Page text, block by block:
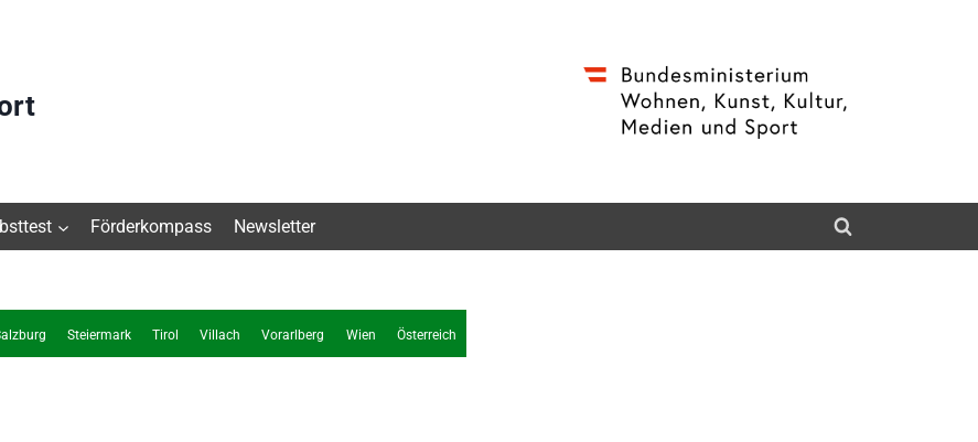
Förderkompass Newsletter
Steiermark Tirol Villach Vorarlberg Wien Österreich